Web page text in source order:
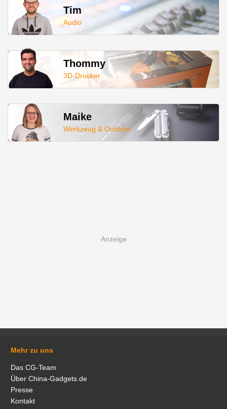
Tim
Audio
Thommy
3D-Drucker
Maike
Werkzeug & Outdoor
Mehr zu uns
Das CG-Team
Über China-Gadgets.de
Presse
Kontakt